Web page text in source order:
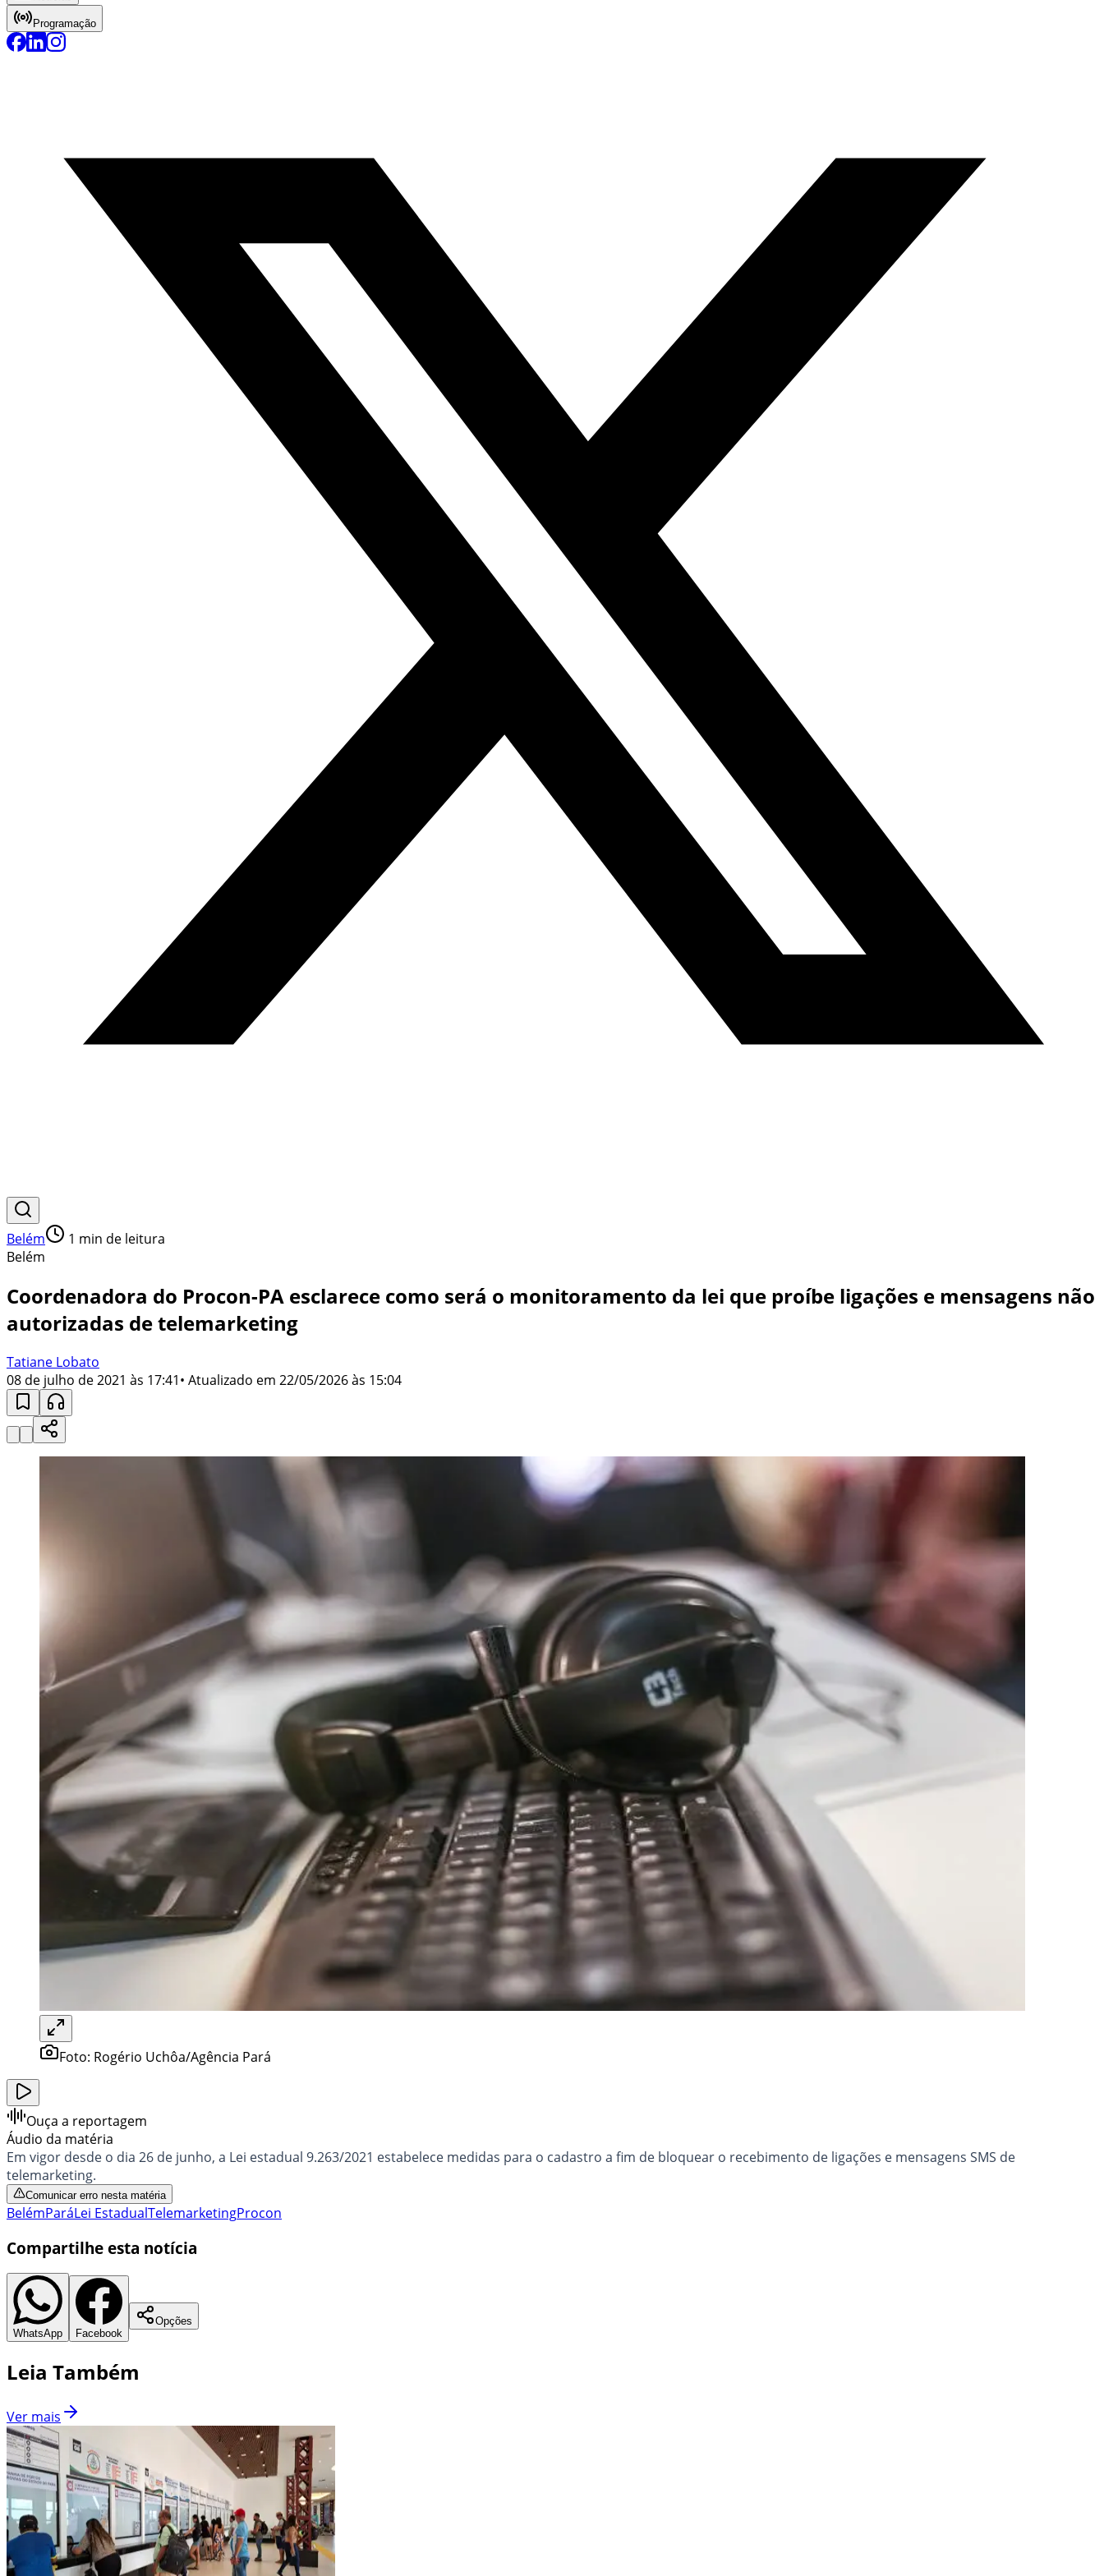
Programação
Belém 1 min de leitura
Belém
Coordenadora do Procon-PA esclarece como será o monitoramento da lei que proíbe ligações e mensagens não
autorizadas de telemarketing
Tatiane Lobato
08 de julho de 2021 às 17:41• Atualizado em 22/05/2026 às 15:04
Foto: Rogério Uchôa/Agência Pará
Ouça a reportagem
Áudio da matéria
Em vigor desde o dia 26 de junho, a Lei estadual 9.263/2021 estabelece medidas para o cadastro a fim de bloquear o recebimento de ligações e mensagens SMS de
telemarketing.
Comunicar erro nesta matéria
BelémParáLei EstadualTelemarketingProcon
Compartilhe esta notícia
WhatsApp Facebook
Opções
Leia Também
Ver mais